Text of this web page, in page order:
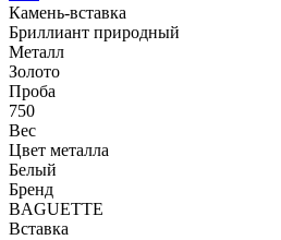
Камень-вставка
Бриллиант природный
Металл
Золото
Проба
750
Вес
Цвет металла
Белый
Бренд
BAGUETTE
Вcтавка